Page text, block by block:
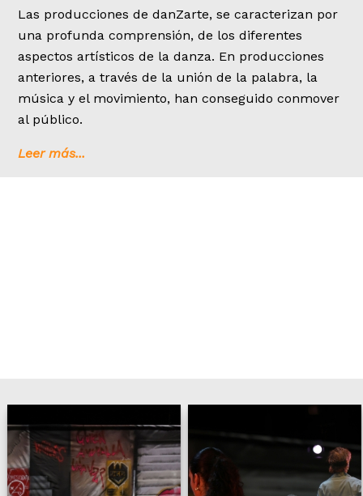
Las producciones de danZarte, se caracterizan por
una profunda comprensión, de los diferentes
aspectos artísticos de la danza. En producciones
anteriores, a través de la unión de la palabra, la
música y el movimiento, han conseguido conmover
al público.
Leer más...